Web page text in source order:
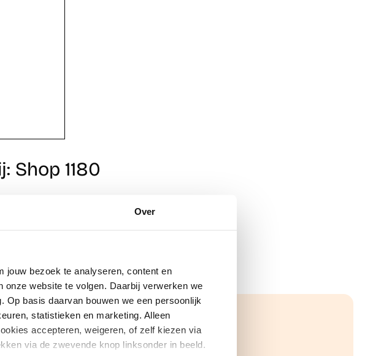
Over
jouw bezoek te analyseren, content en
onze website te volgen. Daarbij verwerken we
Op basis daarvan bouwen we een persoonlijk
statistieken en marketing. Alleen
accepteren, weigeren, of zelf kiezen via
via de zwevende knop linksonder in beeld.
Shop 1180